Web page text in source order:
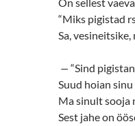
“Miks pigistad
Sa, vesineitsike,
— “Sind
Suud hoian sinu
Ma sinult sooja
Sest jahe on